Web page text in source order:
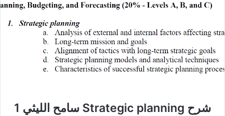
شرح Strategic planning سامح الليثي 1